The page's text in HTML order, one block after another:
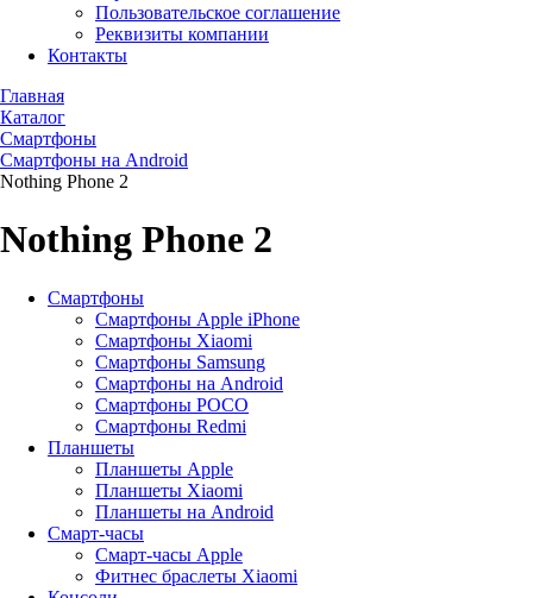
Пользовательское соглашение
Реквизиты компании
Контакты
Главная
Каталог
Смартфоны
Смартфоны на Android
Nothing Phone 2
Nothing Phone 2
Смартфоны
Смартфоны Apple iPhone
Смартфоны Хiaomi
Смартфоны Samsung
Смартфоны на Android
Смартфоны POCO
Смартфоны Redmi
Планшеты
Планшеты Apple
Планшеты Xiaomi
Планшеты на Android
Смарт-часы
Смарт-часы Apple
Фитнес браслеты Xiaomi